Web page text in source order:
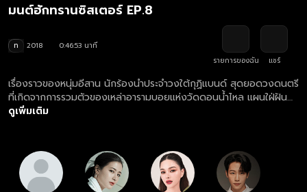
มนต์ฮักทรานซิสเตอร์ EP.8
ท 2018
0:46:53 นาที
รายการของฉัน
แชร์
เรื่องราวของหนุ่มอีสาน นักร้องนำประจำวงใต้กุฏิแบนด์ สุดยอดวงดนตรี
ที่เกิดจากการรวมตัวของเหล่าอารามบอยแห่งวัดดอนน้ำไหล แผนใฝ่ฝัน
อย่างเป็นนักร้อง แต่เส้นทางความฝันของเขาก็ไม่ง่ายอย่างที่ตั้งใจไว้ รวม
ดูเพิ่มเติม